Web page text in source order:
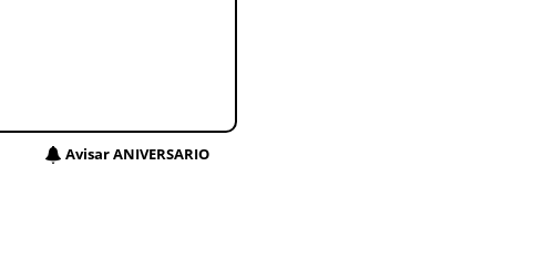
Avisar ANIVERSARIO